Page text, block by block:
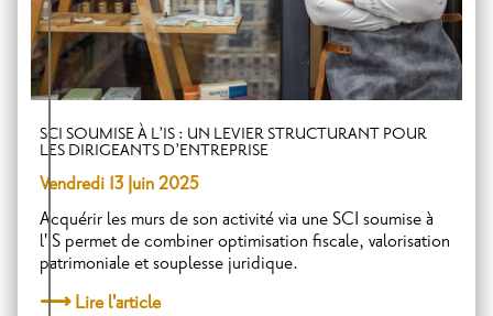
SCI SOUMISE À L’IS : UN LEVIER STRUCTURANT POUR
LES DIRIGEANTS D’ENTREPRISE
Vendredi 13 Juin 2025
Acquérir les murs de son activité via une SCI soumise à
l'IS permet de combiner optimisation fiscale, valorisation
patrimoniale et souplesse juridique.
Lire l'article